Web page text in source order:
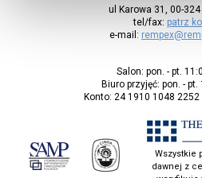
ul Karowa 31, 00-
tel/fax: patrz
e-mail:
Salon: pon. - pt.
Biuro przyjęć: pon. - pt.
Konto: 24 1910 1048 2252
Wszystkie
dawnej z